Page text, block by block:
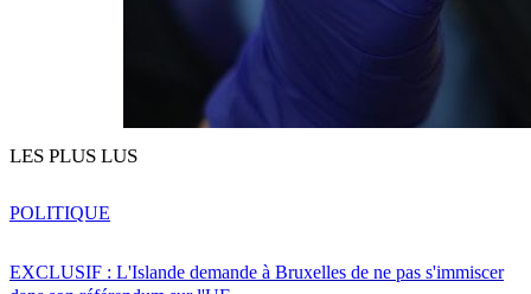
LES PLUS LUS
EXCLUSIF : L'Islande demande à Bruxelles de ne pas s'immiscer
POLITIQUE